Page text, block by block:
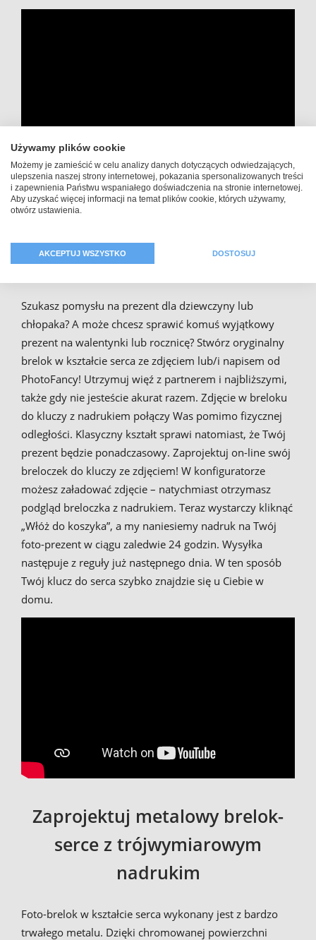
Indywidualny brelok-serce z
miłosne prosto z serca
Szukasz pomysłu na prezent dla dziewczyny lub
chłopaka? A może chcesz sprawić komuś wyjątkowy
prezent na walentynki lub rocznicę? Stwórz oryginalny
brelok w kształcie serca ze zdjęciem lub/i napisem od
PhotoFancy! Utrzymuj więź z partnerem i najbliższymi,
także gdy nie jesteście akurat razem. Zdjęcie w breloku
do kluczy z nadrukiem połączy Was pomimo fizycznej
odległości. Klasyczny kształt sprawi natomiast, że Twój
prezent będzie ponadczasowy. Zaprojektuj on-line swój
breloczek do kluczy ze zdjęciem! W konfiguratorze
możesz załadować zdjęcie – natychmiast otrzymasz
podgląd breloczka z nadrukiem. Teraz wystarczy kliknąć
„Włóż do koszyka”, a my naniesiemy nadruk na Twój
foto-prezent w ciągu zaledwie 24 godzin. Wysyłka
następuje z reguły już następnego dnia. W ten sposób
Twój klucz do serca szybko znajdzie się u Ciebie w
domu.
Zaprojektuj metalowy brelok-
serce z trójwymiarowym
nadrukim
Foto-brelok w kształcie serca wykonany jest z bardzo
trwałego metalu. Dzięki chromowanej powierzchni
Używamy plików cookie
Możemy je zamieścić w celu analizy danych dotyczących odwiedzających,
ulepszenia naszej strony internetowej, pokazania spersonalizowanych treści
i zapewnienia Państwu wspaniałego doświadczenia na stronie internetowej.
Aby uzyskać więcej informacji na temat plików cookie, których używamy,
otwórz ustawienia.
AKCEPTUJ WSZYSTKO DOSTOSUJ